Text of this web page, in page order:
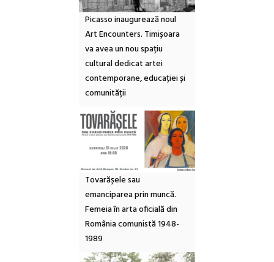
Picasso inaugurează noul
Art Encounters. Timișoara
va avea un nou spațiu
cultural dedicat artei
contemporane, educației și
comunității
Tovarășele sau
emanciparea prin muncă.
Femeia în arta oficială din
România comunistă 1948-
1989